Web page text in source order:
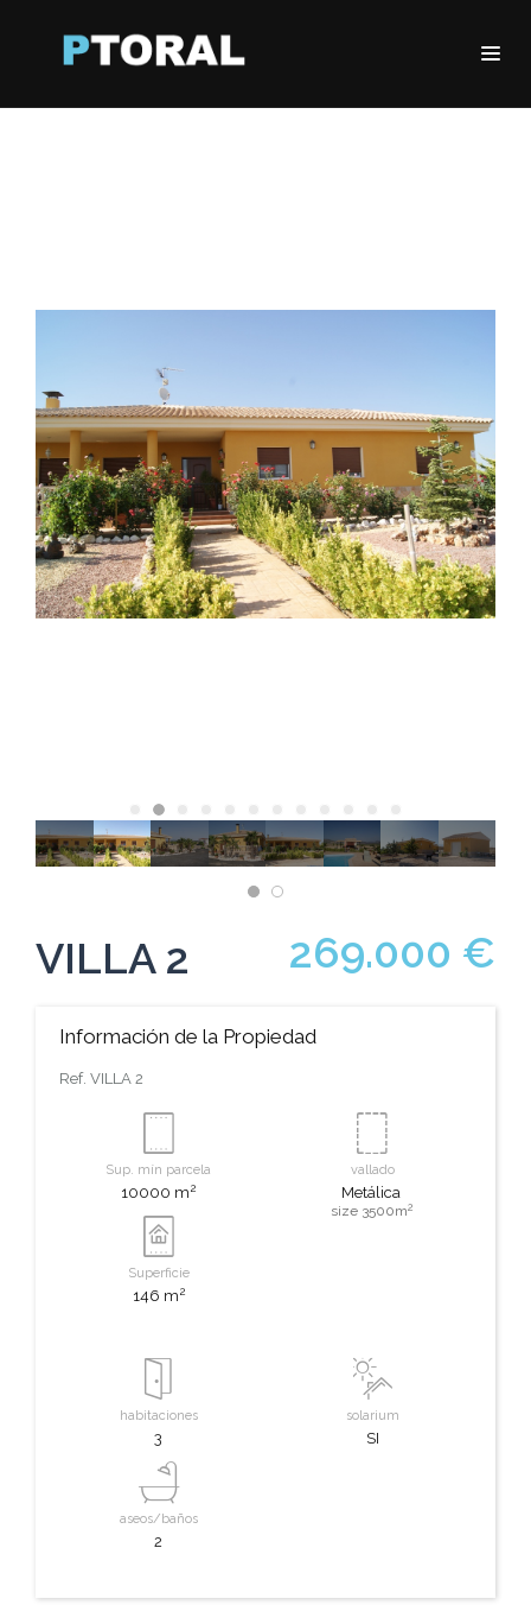
VILLA 2 269.000 €
Información de la Propiedad
Ref. VILLA 2
Sup. mín parcela
10000 m2
Superficie
146 m2
vallado
Metálica
size 3500m2
habitaciones
3
aseos/baños
2
solarium
SI